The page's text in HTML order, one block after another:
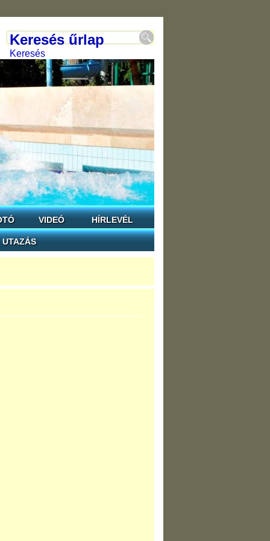
Keresés űrlap
Keresés
VIDEÓ HÍRLEVÉL
UTAZÁS